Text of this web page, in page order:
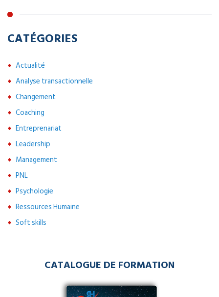
CATÉGORIES
Actualité
Analyse transactionnelle
Changement
Coaching
Entreprenariat
Leadership
Management
PNL
Psychologie
Ressources Humaine
Soft skills
CATALOGUE DE FORMATION